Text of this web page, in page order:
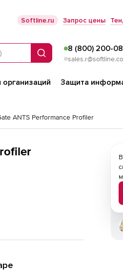
Softline.ru Запрос цены
Поиск
8 (800) 200-
Защита
ANTS Performance Profiler